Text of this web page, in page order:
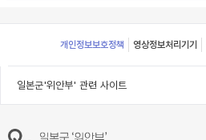
Footer
개인정보보호정책 영상정보처리기기
일본군'위안부' 관련 사이트